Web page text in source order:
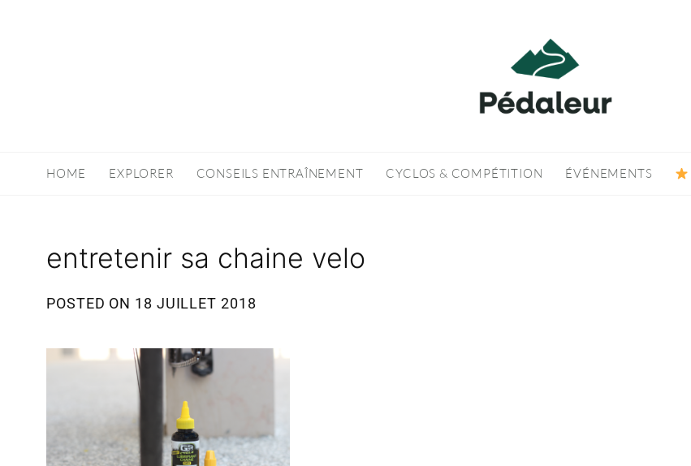
HOME EXPLORER CONSEILS ENTRAÎNEMENT CYCLOS & COMPÉTITION ÉVÉNEMENTS
entretenir sa chaine velo
POSTED ON 18 JUILLET 2018